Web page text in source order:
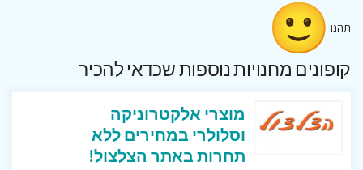
תהנו
קופונים מחנויות נוספות שכדאי להכיר
מוצרי אלקטרוניקה
וסלולרי במחירים ללא
תחרות באתר הצלצול!